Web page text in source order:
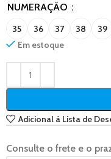
NUMERAÇÃO
35 36 37 38 39
Em estoque
Adicional á Lista de
Consulte o frete e o